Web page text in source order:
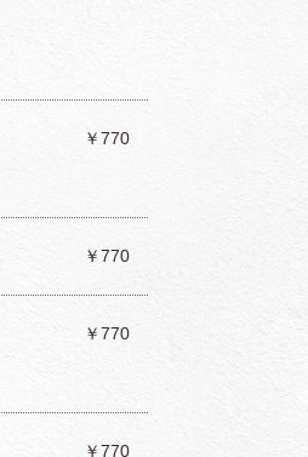
￥770
￥770
￥770
￥770